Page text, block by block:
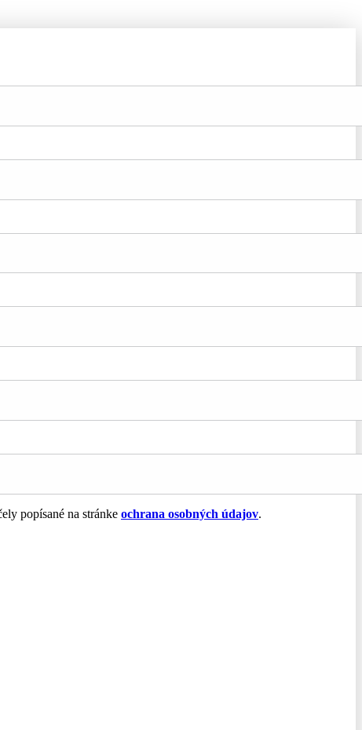
popísané na stránke ochrana osobných údajov.